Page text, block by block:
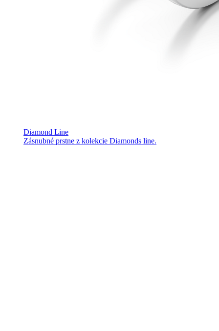
Diamond Line
Zásnubné prstne z kolekcie Diamonds line.